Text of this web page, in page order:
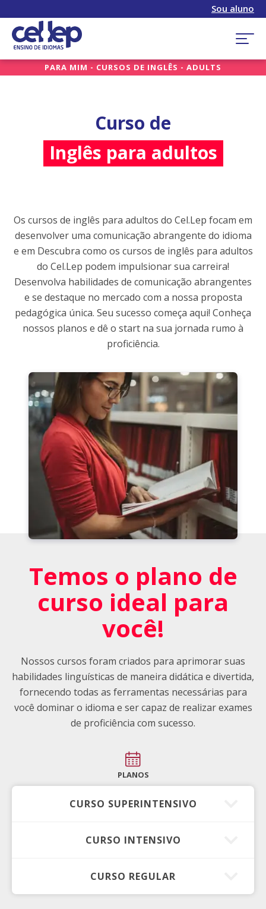
Sou aluno
PARA MIM - CURSOS DE INGLÊS - ADULTS
Curso de
Inglês para adultos
Os cursos de inglês para adultos do Cel.Lep focam em
desenvolver uma comunicação abrangente do idioma
e em Descubra como os cursos de inglês para adultos
do Cel.Lep podem impulsionar sua carreira!
Desenvolva habilidades de comunicação abrangentes
e se destaque no mercado com a nossa proposta
pedagógica única. Seu sucesso começa aqui! Conheça
nossos planos e dê o start na sua jornada rumo à
proficiência.
Temos o plano de
curso ideal para
você!
Nossos cursos foram criados para aprimorar suas
habilidades linguísticas de maneira didática e divertida,
fornecendo todas as ferramentas necessárias para
você dominar o idioma e ser capaz de realizar exames
de proficiência com sucesso.
PLANOS
CURSO SUPERINTENSIVO
CURSO INTENSIVO
CURSO REGULAR